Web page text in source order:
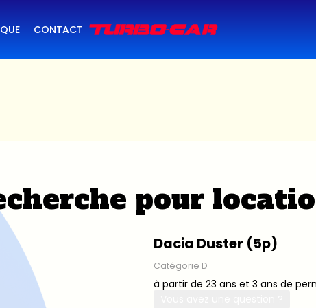
CONTACT
pour
Dacia Duster (5p)
Catégorie D
à partir de 23 ans et 3 ans de